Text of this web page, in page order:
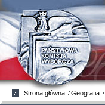
Strona główna Geografia